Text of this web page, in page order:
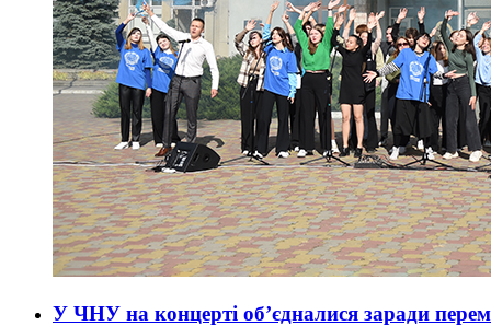
У ЧНУ на концерті об’єдналися заради